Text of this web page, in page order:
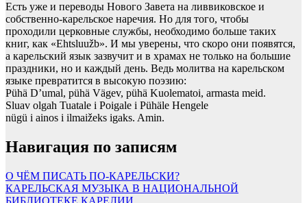
Есть уже и переводы Нового Завета на ливвиковское и
собственно-карельское наречия. Но для того, чтобы
проходили церковные службы, необходимо больше таких
книг, как «Ehtsluužb». И мы уверены, что скоро они появятся,
а карельский язык зазвучит и в храмах не только на большие
праздники, но и каждый день. Ведь молитва на карельском
языке превратится в высокую поэзию:
Pühä D’umal, pühä Vägev, pühä Kuolematoi, armasta meid.
Sluav olgah Tuatale i Poigale i Pühäle Hengele
nügü i ainos i ilmaižeks igaks. Amin.
Навигация по записям
О ЧЁМ ПИСАТЬ ПО-КАРЕЛЬСКИ?
КАРЕЛЬСКАЯ МУЗЫКА В НАЦИОНАЛЬНОЙ
БИБЛИОТЕКЕ КАРЕЛИИ